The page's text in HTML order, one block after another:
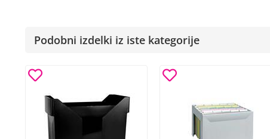
Podobni izdelki iz iste kategorije